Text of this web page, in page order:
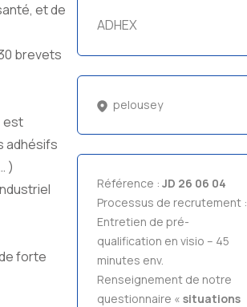
et de
brevets
est
adhésifs
)
forte
ADHEX
pelousey
Référence :JD 26 06 04
Processus de recrutement :
Entretien de pré-
qualification en visio – 45
minutes env.
Renseignement de notre
questionnaire «situations